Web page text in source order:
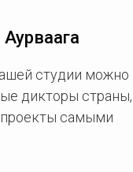
студии можно
дикторы страны,
проекты самыми